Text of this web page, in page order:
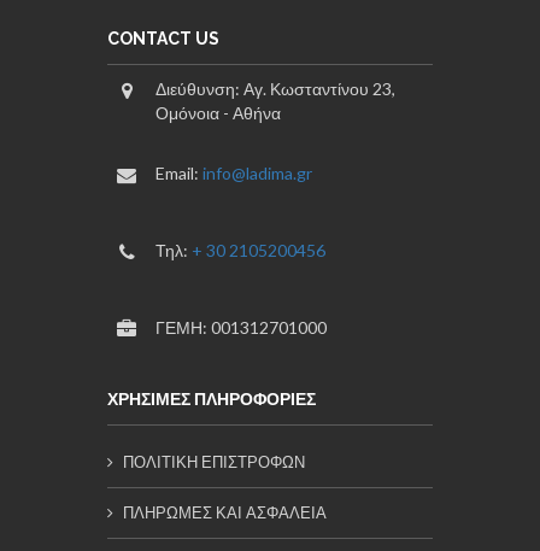
CONTACT US
Διεύθυνση: Αγ. Κωσταντίνου 23,
Ομόνοια - Αθήνα
Email: info@ladima.gr
Τηλ: + 30 2105200456
ΓΕΜΗ: 001312701000
ΧΡΗΣΙΜΕΣ ΠΛΗΡΟΦΟΡΙΕΣ
ΠΟΛΙΤΙΚΗ ΕΠΙΣΤΡΟΦΩΝ
ΠΛΗΡΩΜΕΣ ΚΑΙ ΑΣΦΑΛΕΙΑ